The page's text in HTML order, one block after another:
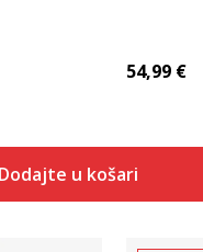
Dodajte u košaricu
54,99 €